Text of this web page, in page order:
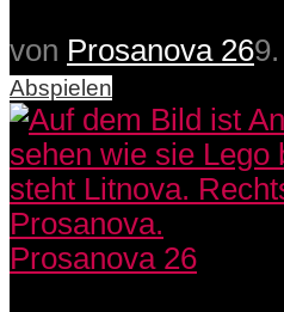
von Prosanova 26
Abspielen
Prosanova 26